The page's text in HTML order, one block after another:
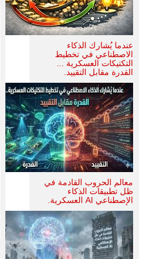
عندما يُشارك الذكاء
الاصطناعي في تخطيط
التكتيكات العسكرية ...
القدرة مقابل التقييد.
معالم الحروب القادمة في
ظل تطبيقات الذكاء
الإصطناعي AI العسكرية.